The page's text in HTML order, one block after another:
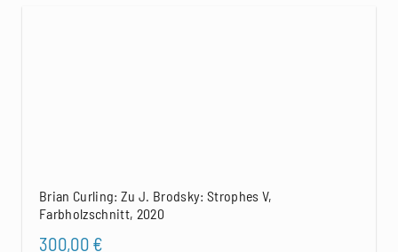
Brian Curling: Zu J. Brodsky: Strophes V,
Farbholzschnitt, 2020
300,00 €